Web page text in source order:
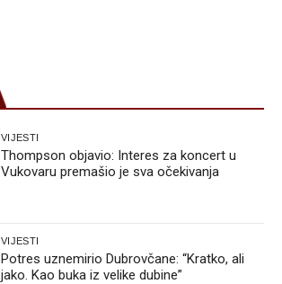
VIJESTI
Thompson objavio: Interes za koncert u
Vukovaru premašio je sva očekivanja
VIJESTI
Potres uznemirio Dubrovčane: “Kratko, ali
jako. Kao buka iz velike dubine”